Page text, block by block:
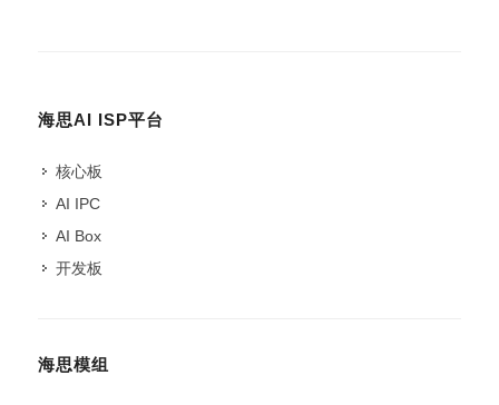
海思AI ISP平台
核心板
AI IPC
AI Box
开发板
海思模组